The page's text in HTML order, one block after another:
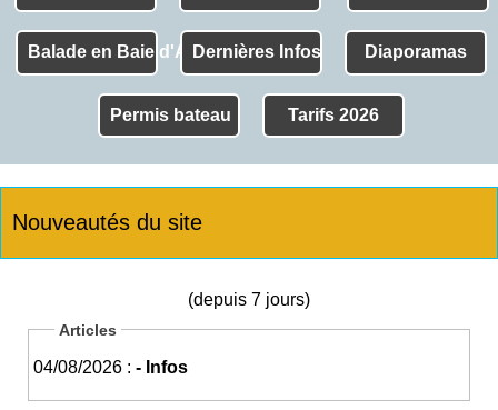
Balade en Baie d'AuthieDernières Infos Diaporamas
Permis bateau Tarifs 2026
Nouveautés du site
(depuis 7 jours)
Articles
04/08/2026 : - Infos